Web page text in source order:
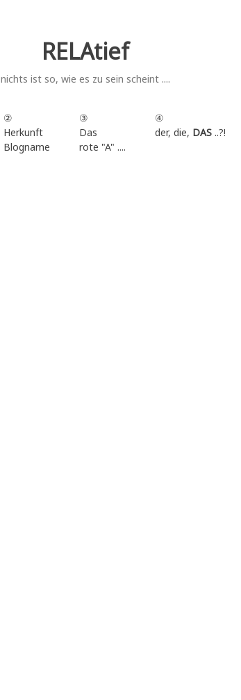
RELAtief
nichts ist so, wie es zu sein scheint ....
②
Herkunft
Blogname
③
Das
rote "A" ....
④
der, die, DAS..?!